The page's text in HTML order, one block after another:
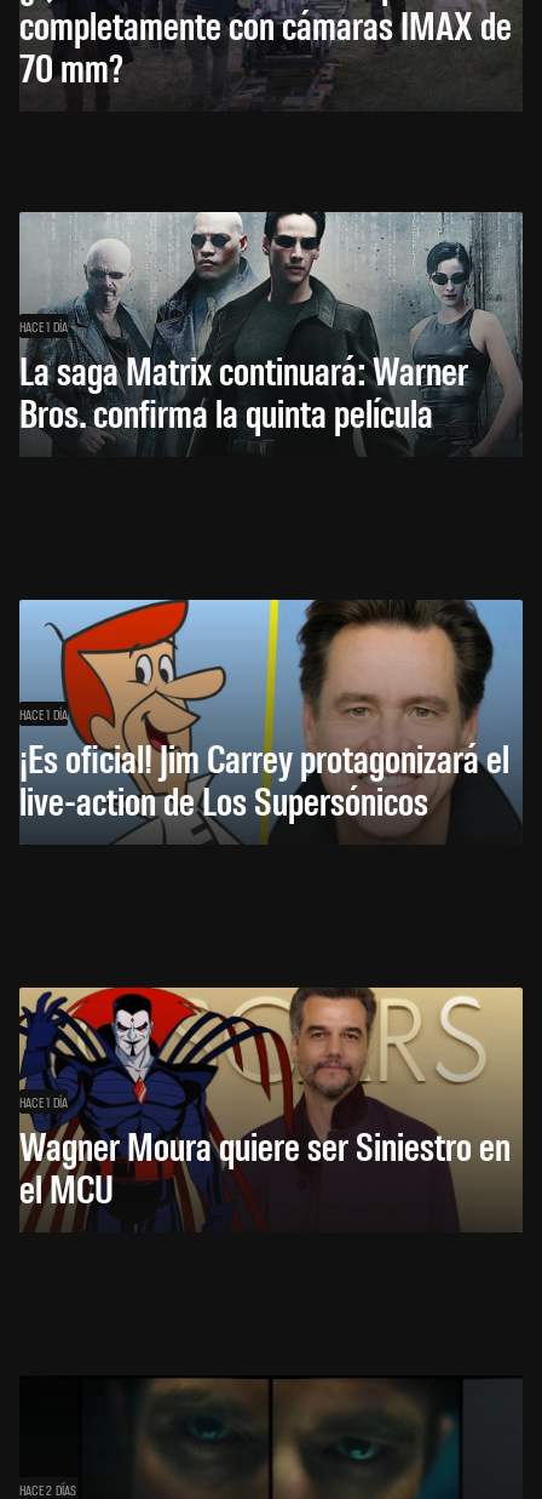
completamente con cámaras IMAX de
70 mm?
HACE 1 DÍA
La saga Matrix continuará: Warner
Bros. confirma la quinta película
HACE 1 DÍA
¡Es oficial! Jim Carrey protagonizará el
live-action de Los Supersónicos
HACE 1 DÍA
Wagner Moura quiere ser Siniestro en
el MCU
HACE 2 DÍAS